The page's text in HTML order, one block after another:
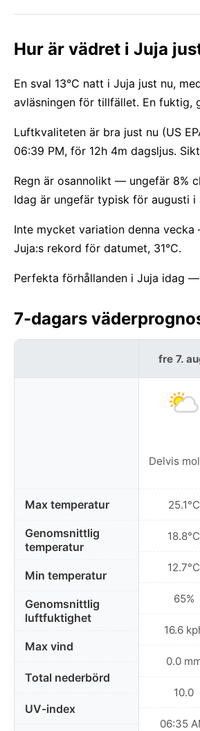
Hur är vädret i Juja
En sval 13°C natt i Juja just nu,
avläsningen för tillfället. En
Luftkvaliteten är bra just nu (US
06:39 PM, för 12h 4m dagsljus.
Regn är osannolikt — ungefär 8%
Idag är ungefär typisk för augusti i
Inte mycket variation denna
Juja:s rekord för datumet, 31°C.
Perfekta förhållanden i Juja idag
7-dagars
Max temperatur
Genomsnittlig
temperatur
Min temperatur
Genomsnittlig
luftfuktighet
Max vind
Total nederbörd
UV-index
fre 7.
Delvis
25.1°C
18.8°C
12.7°C
65%
16.6
0.0
10.0
06:35